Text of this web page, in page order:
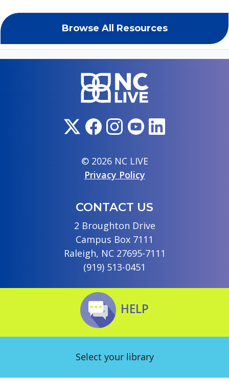
Browse All Resources
© 2026 NC LIVE
Privacy Policy
CONTACT US
2 Broughton Drive
Campus Box 7111
Raleigh, NC 27695-7111
(919) 513-0451
HELP
Select your library